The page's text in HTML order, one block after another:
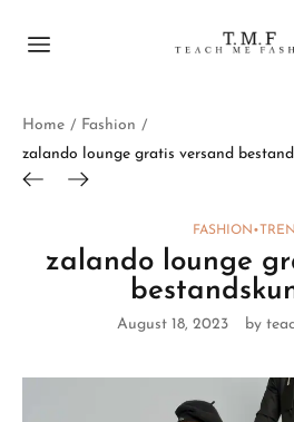
Home / Fashion /
zalando lounge gratis versand
FASHION •
zalando lounge
August 18, 2023 by